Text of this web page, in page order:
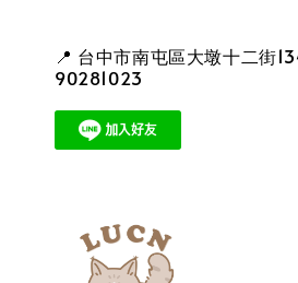
📍 台中市南屯區大墩十二街
90281023